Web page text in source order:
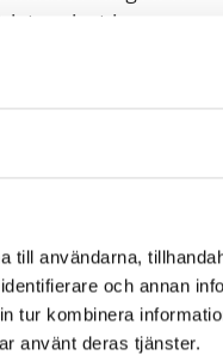
till användarna,
och annan
tur kombinera
använt deras tjänster.
minst inom
haft ett tydligare
regeringen gett nio
att stärka
är på gång.